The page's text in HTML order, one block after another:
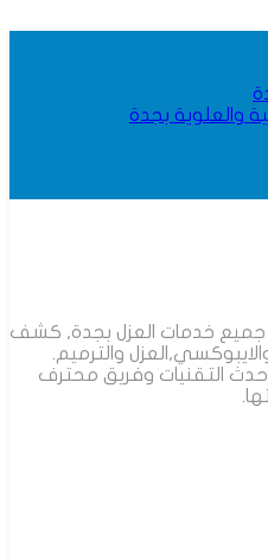
والعلوية بجدة
خدمات العزل بجدة, كشف
والترميم.
التقنيات وفريق محترف